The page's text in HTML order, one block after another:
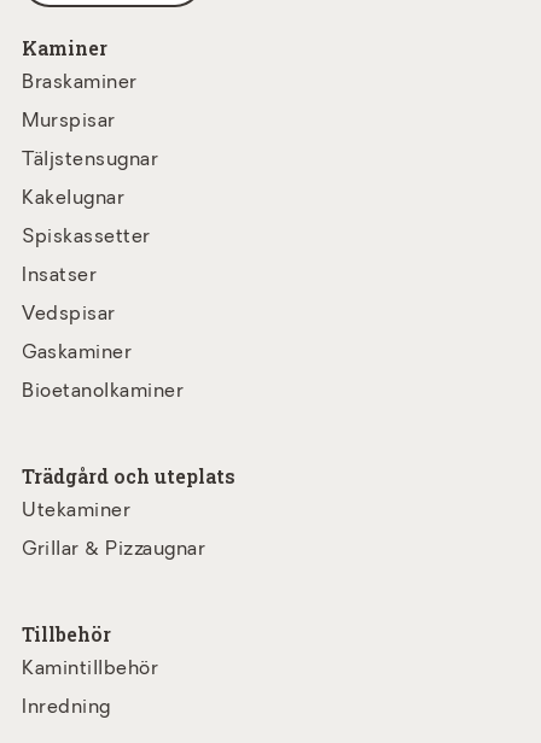
Kaminer
Braskaminer
Murspisar
Täljstensugnar
Kakelugnar
Spiskassetter
Insatser
Vedspisar
Gaskaminer
Bioetanolkaminer
Trädgård och uteplats
Utekaminer
Grillar & Pizzaugnar
Tillbehör
Kamintillbehör
Inredning